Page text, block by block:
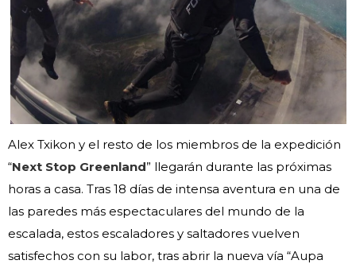
Alex Txikon y el resto de los miembros de la expedición
“Next Stop Greenland” llegarán durante las próximas
horas a casa. Tras 18 días de intensa aventura en una de
las paredes más espectaculares del mundo de la
escalada, estos escaladores y saltadores vuelven
satisfechos con su labor, tras abrir la nueva vía “Aupa